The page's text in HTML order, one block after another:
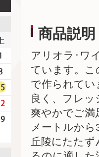
商品説明
アリオラ･ワ
ています。こ
で作られてい
良く、フレ
爽やかでご満
メートルか
丘陵にたた